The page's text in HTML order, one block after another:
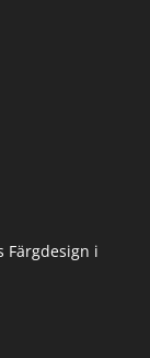
Färgdesign i